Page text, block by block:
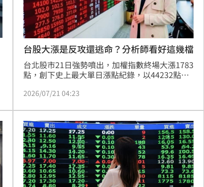
台股大漲是反攻還逃命？分析師看好這幾檔
台北股市21日強勢噴出，加權指數終場大漲1783
點，創下史上最大單日漲點紀錄，以44232點作
對報復性反彈，不少投資人也開始擔心，這波究
華認為，現階段比起追高，更重要的是汰弱留
強，將資金集中在基本面與成長性兼具的個股。
（記者唐家興）
2026/07/21 04:23